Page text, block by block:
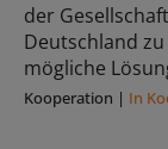
der
Deutschland
mögliche
Kooperation | In